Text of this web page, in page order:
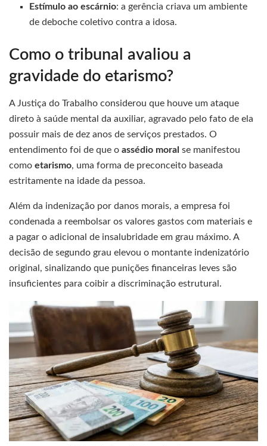
Estímulo ao escárnio: a gerência criava um ambiente
de deboche coletivo contra a idosa.
Como o tribunal avaliou a
gravidade do etarismo?
A Justiça do Trabalho considerou que houve um ataque
direto à saúde mental da auxiliar, agravado pelo fato de ela
possuir mais de dez anos de serviços prestados. O
entendimento foi de que o assédio moral se manifestou
como etarismo, uma forma de preconceito baseada
estritamente na idade da pessoa.
Além da indenização por danos morais, a empresa foi
condenada a reembolsar os valores gastos com materiais e
a pagar o adicional de insalubridade em grau máximo. A
decisão de segundo grau elevou o montante indenizatório
original, sinalizando que punições financeiras leves são
insuficientes para coibir a discriminação estrutural.